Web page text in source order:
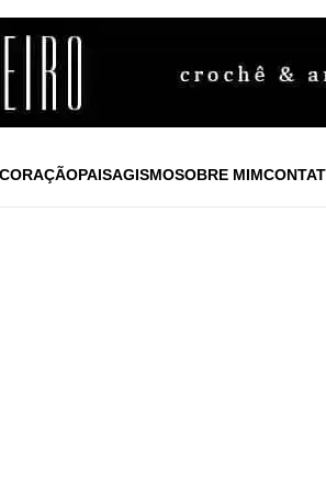
PAISAGISMOSOBRE MIM